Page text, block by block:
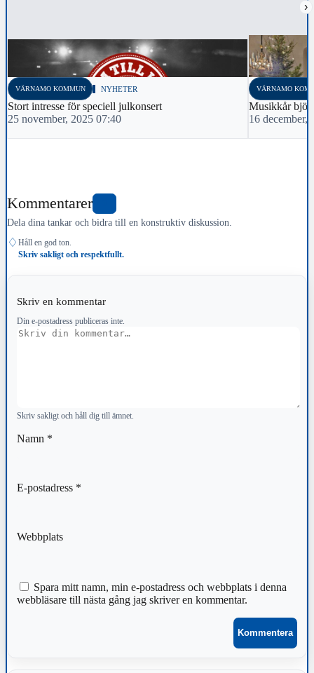
›
VÄRNAMO KOMMUN NYHETER
Stort intresse för speciell julkonsert
25 november, 2025 07:40
VÄRNAMO
Musikkår
16 december,
Kommentarer
Dela dina tankar och bidra till en konstruktiv diskussion.
♢ Håll en god ton.
Skriv sakligt och respektfullt.
Skriv en kommentar
Din e-postadress publiceras inte.
Kommentar
Skriv sakligt och håll dig till ämnet.
Namn *
E-postadress *
Webbplats
Spara mitt namn, min e-postadress och webbplats i denna
webbläsare till nästa gång jag skriver en kommentar.